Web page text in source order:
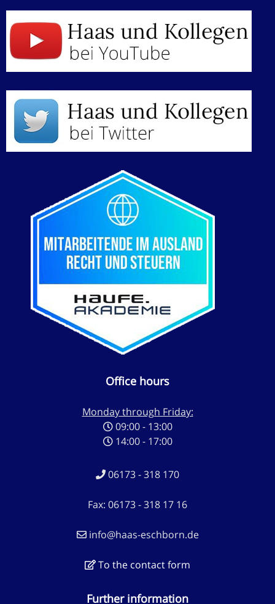
Office hours
Monday through Friday:
09:00 - 13:00
14:00 - 17:00
06173 - 318 170
Fax: 06173 - 318 17 16
info@haas-eschborn.de
To the contact form
Further information